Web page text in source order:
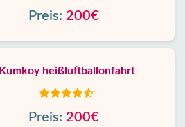
Preis: 200€
Kumkoy heißluftballonfahrt
Preis: 200€